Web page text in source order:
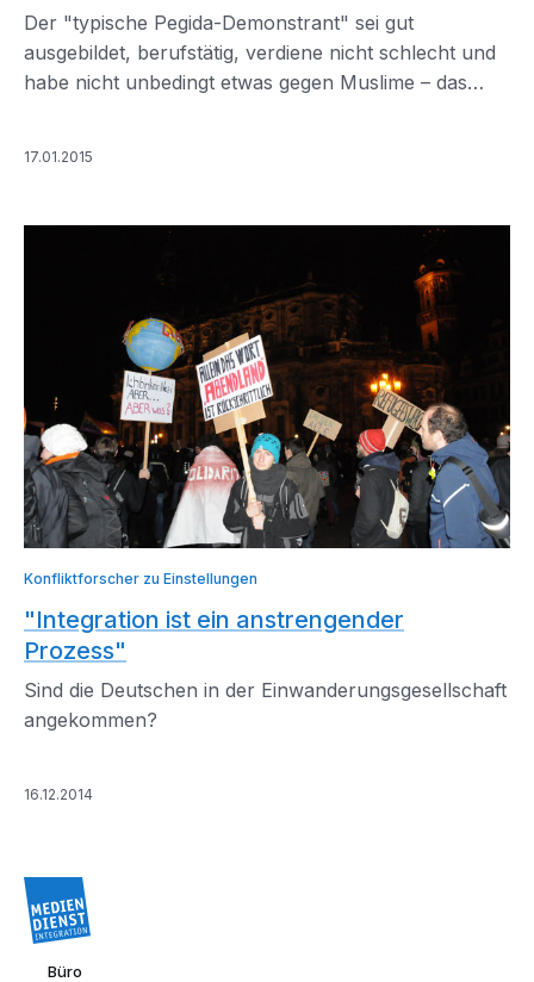
Der "typische Pegida-Demonstrant" sei gut
ausgebildet, berufstätig, verdiene nicht schlecht und
habe nicht unbedingt etwas gegen Muslime – das
17.01.2015
Konfliktforscher zu Einstellungen
"Integration ist ein anstrengender
Prozess"
Sind die Deutschen in der Einwanderungsgesellschaft
angekommen?
16.12.2014
Büro